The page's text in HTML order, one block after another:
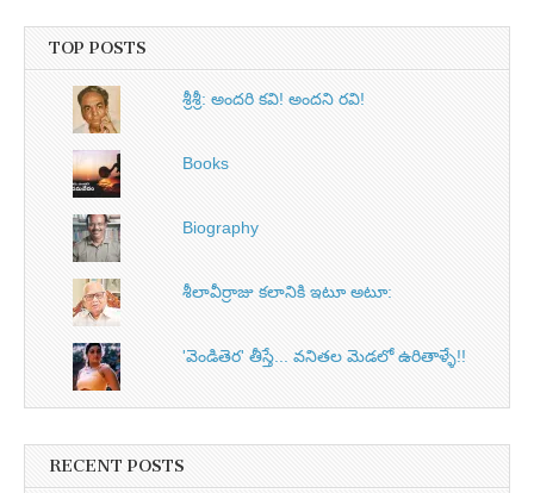
TOP POSTS
శ్రీశ్రీ: అందరి కవి! అందని రవి!
Books
Biography
శీలావీర్రాజు కలానికి ఇటూ అటూ:
'వెండితెర' తీస్తే... వనితల మెడలో ఉరితాళ్ళే!!
RECENT POSTS